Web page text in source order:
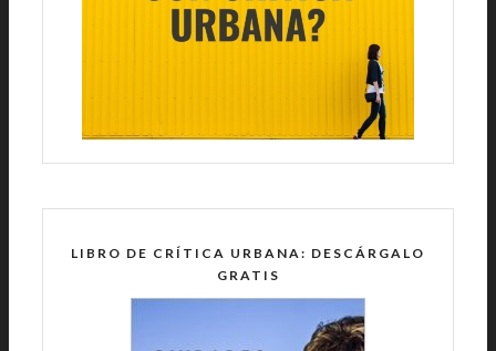
LIBRO DE CRÍTICA URBANA: DESCÁRGALO
GRATIS